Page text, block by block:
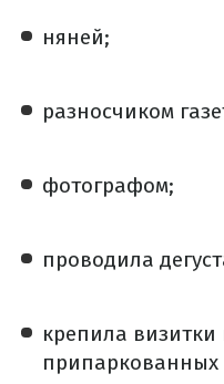
няней;
разносчиком
фотографом;
проводила
крепила визитки
припаркованных